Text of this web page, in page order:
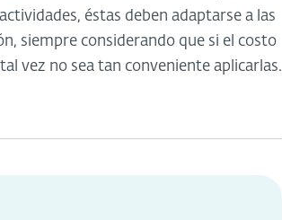
éstas deben adaptarse a las
siempre considerando que si el costo
vez no sea tan conveniente aplicarlas.